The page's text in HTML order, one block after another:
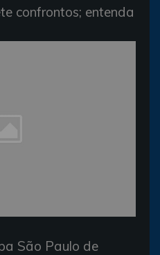
confrontos; entenda
São Paulo de